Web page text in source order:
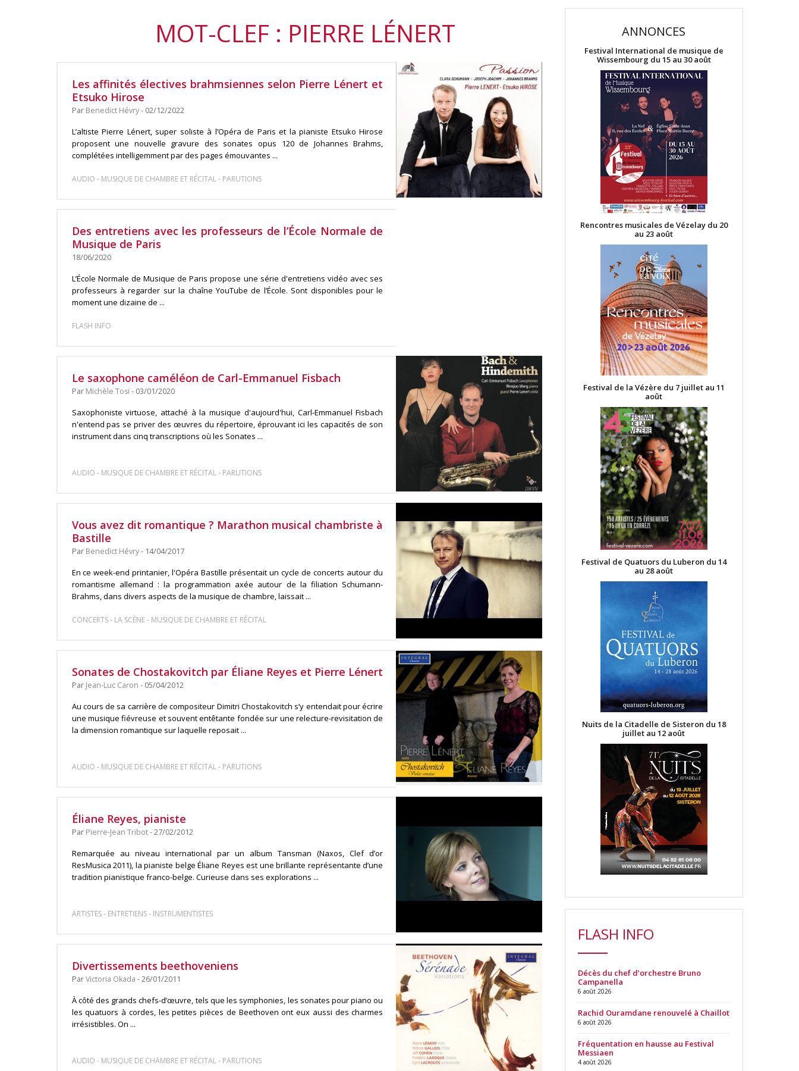
MOT-CLEF : PIERRE LÉNERT
Les affinités électives brahmsiennes selon Pierre Lénert et
Etsuko Hirose
Par Benedict Hévry- 02/12/2022
L’altiste Pierre Lénert, super soliste à l’Opéra de Paris et la pianiste Etsuko Hirose
proposent une nouvelle gravure des sonates opus 120 de Johannes Brahms,
complétées intelligemment par des pages émouvantes ...
AUDIO - MUSIQUE DE CHAMBRE ET RÉCITAL- PARUTIONS
Des entretiens avec les professeurs de l’École Normale de
Musique de Paris
18/06/2020
L’École Normale de Musique de Paris propose une série d'entretiens vidéo avec ses
professeurs à regarder sur la chaîne YouTube de l’École. Sont disponibles pour le
moment une dizaine de ...
FLASH INFO
Le saxophone caméléon de Carl-Emmanuel Fisbach
Par Michèle Tosi - 03/01/2020
Saxophoniste virtuose, attaché à la musique d'aujourd'hui, Carl-Emmanuel Fisbach
n'entend pas se priver des œuvres du répertoire, éprouvant ici les capacités de son
instrument dans cinq transcriptions où les Sonates ...
AUDIO - MUSIQUE DE CHAMBRE ET RÉCITAL- PARUTIONS
Vous avez dit romantique ? Marathon musical chambriste à
Bastille
Par Benedict Hévry- 14/04/2017
En ce week-end printanier, l'Opéra Bastille présentait un cycle de concerts autour du
romantisme allemand : la programmation axée autour de la filiation Schumann-
Brahms, dans divers aspects de la musique de chambre, laissait ...
CONCERTS- LA SCÈNE- MUSIQUE DE CHAMBRE ET RÉCITAL
Sonates de Chostakovitch par Éliane Reyes et Pierre Lénert
Par Jean-Luc Caron - 05/04/2012
Au cours de sa carrière de compositeur Dimitri Chostakovitch s’y entendait pour écrire
une musique fiévreuse et souvent entêtante fondée sur une relecture-revisitation de
la dimension romantique sur laquelle reposait ...
AUDIO - MUSIQUE DE CHAMBRE ET RÉCITAL- PARUTIONS
Éliane Reyes, pianiste
Par Pierre-Jean Tribot- 27/02/2012
Remarquée au niveau international par un album Tansman (Naxos, Clef d’or
ResMusica 2011), la pianiste belge Éliane Reyes est une brillante représentante d’une
tradition pianistique franco-belge. Curieuse dans ses explorations ...
ARTISTES- ENTRETIENS- INSTRUMENTISTES
Divertissements beethoveniens
ParVictoria Okada - 26/01/2011
À côté des grands chefs-d’œuvre, tels que les symphonies, les sonates pour piano ou
les quatuors à cordes, les petites pièces de Beethoven ont eux aussi des charmes
irrésistibles. On ...
AUDIO - MUSIQUE DE CHAMBRE ET RÉCITAL- PARUTIONS
ANNONCES
Festival International de musique de
Wissembourg du 15 au 30 août
Rencontres musicales de Vézelay du 20
au 23 août
Festival de la Vézère du 7 juillet au 11
août
Festival de Quatuors du Luberon du 14
au 28 août
Nuits de la Citadelle de Sisteron du 18
juillet au 12 août
FLASH INFO
Décès du chef d’orchestre Bruno
Campanella
6 août 2026
Rachid Ouramdane renouvelé à Chaillot
6 août 2026
Fréquentation en hausse au Festival
Messiaen
4 août 2026